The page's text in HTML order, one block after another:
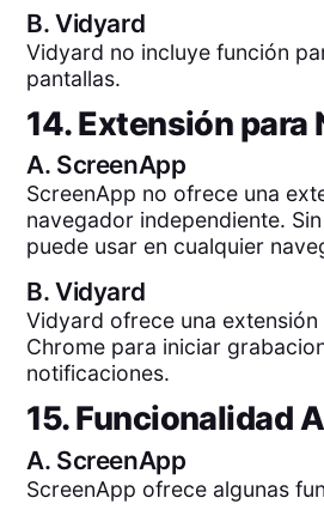
B.Vidyard
Vidyard no incluye función
pantallas.
14. Extensión para
A. ScreenApp
ScreenApp no ofrece una
navegador independiente.
puede usar en cualquier
B.Vidyard
Vidyard ofrece una
Chrome para iniciar
notificaciones.
15. Funcionalidad
A. ScreenApp
ScreenApp ofrece algunas